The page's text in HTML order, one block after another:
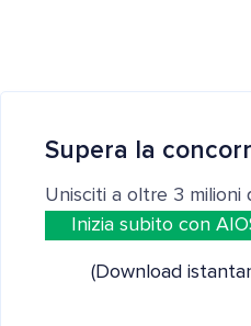
Supera la
Unisciti a oltre 3 milioni
Inizia subito con
(Download